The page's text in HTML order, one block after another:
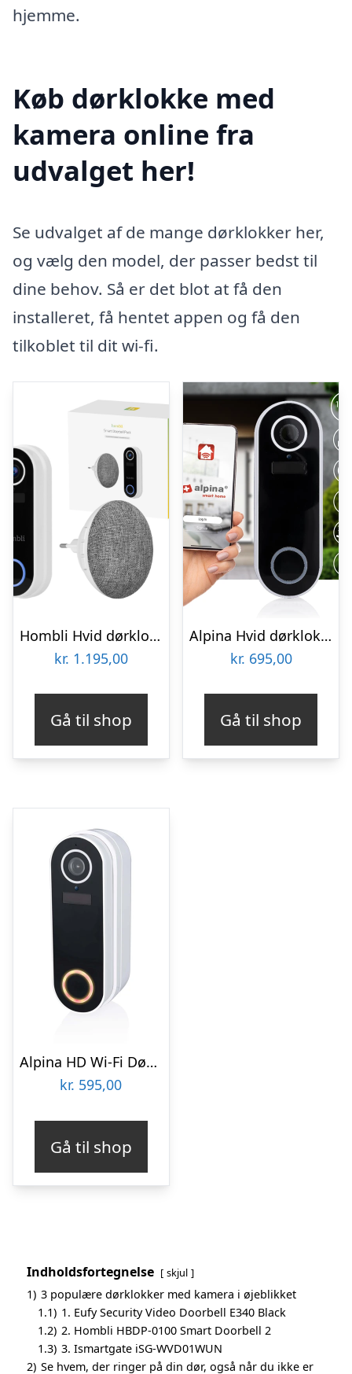
hjemme.
Køb dørklokke med
kamera online fra
udvalget her!
Se udvalget af de mange dørklokker her,
og vælg den model, der passer bedst til
dine behov. Så er det blot at få den
installeret, få hentet appen og få den
tilkoblet til dit wi-fi.
Hombli Hvid dørklokke med HD kamera og lydgiver
kr. 1.195,00
Gå til shop
Alpina Hvid dørklokke med HD kamera
kr. 695,00
Gå til shop
Alpina HD Wi-Fi Dørklokke med Kamera
kr. 595,00
Gå til shop
Indholdsfortegnelse skjul
1) 3 populære dørklokker med kamera i øjeblikket
1.1) 1. Eufy Security Video Doorbell E340 Black
1.2) 2. Hombli HBDP-0100 Smart Doorbell 2
1.3) 3. Ismartgate iSG-WVD01WUN
2) Se hvem, der ringer på din dør, også når du ikke er